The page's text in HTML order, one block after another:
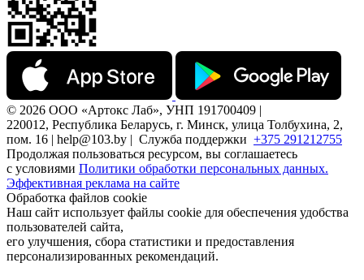
© 2026 ООО «Артокс Лаб», УНП 191700409 |
220012, Республика Беларусь, г. Минск, улица Толбухина, 2,
пом. 16 | help@103.by | Служба поддержки +375 291212755
Продолжая пользоваться ресурсом, вы соглашаетесь
с условиями Политики обработки персональных данных.
Эффективная реклама на сайте
Обработка файлов cookie
Наш сайт использует файлы cookie для обеспечения удобства
пользователей сайта,
его улучшения, сбора статистики и предоставления
персонализированных рекомендаций.